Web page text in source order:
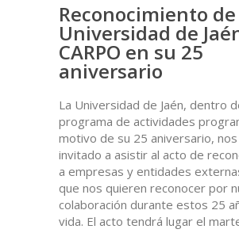
Reconocimiento
Universidad de
CARPO en su 25
aniversario
La Universidad de Jaén, dentro
programa de actividades
motivo de su 25 aniversario, nos
invitado a asistir al acto de
a empresas y entidades
que nos quieren reconocer por
colaboración durante estos 25
vida. El acto tendrá lugar el